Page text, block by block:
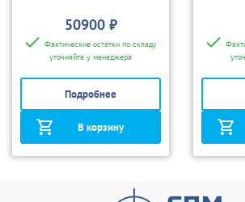
50900 ₽
Фактические остатки по складу
уточняйте у менеджера
Подробнее
В корзину